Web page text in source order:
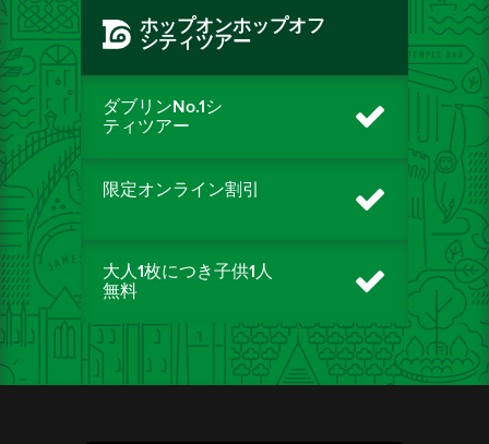
ホップオンホップオフ
シティツアー
ダブリンNo.1シ
ティツアー
限定オンライン割引
大人1枚につき子供1人
無料